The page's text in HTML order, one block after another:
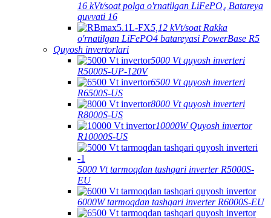
16 kVt/soat polga o'rnatilgan LiFePO₄ Batareya
quvvati 16
5,12 kVt/soat Rakka
o'rnatilgan LiFePO4 batareyasi PowerBase R5
Quyosh invertorlari
5000 Vt quyosh inverteri
R5000S-UP-120V
6500 Vt quyosh inverteri
R6500S-US
8000 Vt quyosh inverteri
R8000S-US
10000W Quyosh invertor
R10000S-US
5000 Vt tarmoqdan tashqari inverter R5000S-
EU
6000W tarmoqdan tashqari inverter R6000S-EU